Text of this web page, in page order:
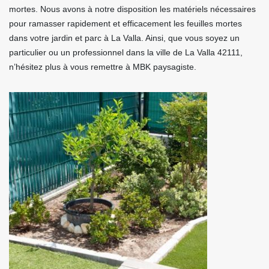
mortes. Nous avons à notre disposition les matériels nécessaires
pour ramasser rapidement et efficacement les feuilles mortes
dans votre jardin et parc à La Valla. Ainsi, que vous soyez un
particulier ou un professionnel dans la ville de La Valla 42111,
n’hésitez plus à vous remettre à MBK paysagiste.